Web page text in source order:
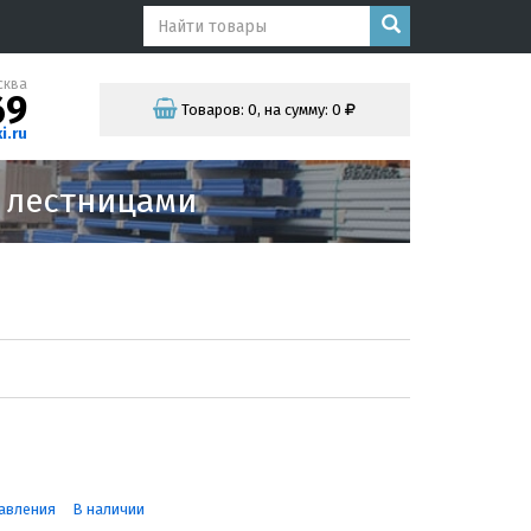
Товаров:0, на сумму:0
В наличии